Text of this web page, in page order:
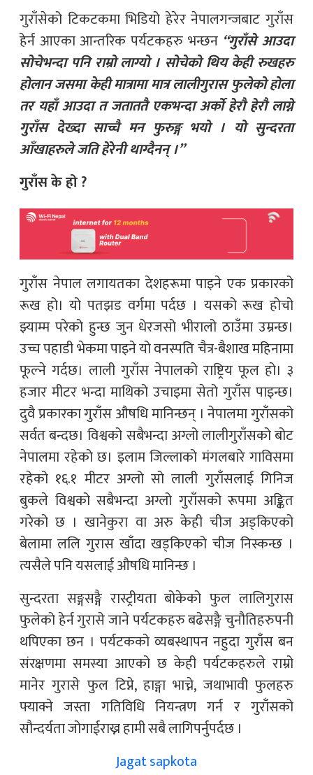
गुराँसेको टिकटकमा भिडियो हेरेर नेपालगन्जबाट गुराँस
हेर्न आएका आन्तरिक पर्यटकहरु भन्छन “गुराँसे आउदा
सोचेभन्दा पनि राम्रो लाग्यो । सोचेको थिय केही रुखहरु
होलान जसमा केही मात्रामा मात्र लालीगुरास फुलेको होला
तर यहाँ आउदा त जताततै एकभन्दा अर्को हेरौ हेरौ लाग्ने
गुराँस देख्दा साच्चै मन फुरुङ्ग भयो । यो सुन्दरता
आँखाहरुले जति हेरेनी थाग्दैनन् ।”
गुराँस के हो ?
गुराँस नेपाल लगायतका देशहरूमा पाइने एक प्रकारको
रूख हो। यो पतझड वर्गमा पर्दछ । यसको रूख होचो
झ्याम्म परेको हुन्छ जुन धेरजसो भीरालो ठाउँमा उम्रन्छ।
उच्च पहाडी भेकमा पाइने यो वनस्पति चैत्र-बैशाख महिनामा
फूल्ने गर्दछ। लाली गुराँस नेपालको राष्ट्रिय फूल हो। ३
हजार मीटर भन्दा माथिको उचाइमा सेतो गुराँस पाइन्छ।
दुवै प्रकारका गुराँस औषधि मानिन्छन् । नेपालमा गुराँसको
सर्वत बन्दछ। विश्वको सबैभन्दा अग्लो लालीगुराँसको बोट
नेपालमा रहेको छ। इलाम जिल्लाको मंगलबारे गाविसमा
रहेको १६.१ मीटर अग्लो सो लाली गुराँसलाई गिनिज
बुकले विश्वको सबैभन्दा अग्लो गुराँसको रूपमा अङ्कित
गरेको छ । खानेकुरा वा अरु केही चीज अड्किएको
बेलामा ललि गुरास खाँदा खड्किएको चीज निस्कन्छ ।
त्यसैले पनि यसलाई औषधि मानिन्छ ।
सुन्दरता सङ्गसङ्गै रास्ट्रीयता बोकेको फुल लालिगुरास
फुलेको हेर्न गुरासे जाने पर्यटकहरु बढेसङ्गै चुनौतिहरुपनी
थपिएका छन । पर्यटकको व्यबस्थापन नहुदा गुराँस बन
संरक्षणमा समस्या आएको छ केही पर्यटकहरुले राम्रो
मानेर गुरासे फुल टिप्ने, हाङ्गा भाच्ने, जथाभावी फुलहरु
फ्याक्ने जस्ता गतिविधि नियन्त्रण गर्न र गुराँसको
सौन्दर्यता जोगाईराख्न हामी सबै लागिपर्नुपर्दछ ।
Jagat sapkota